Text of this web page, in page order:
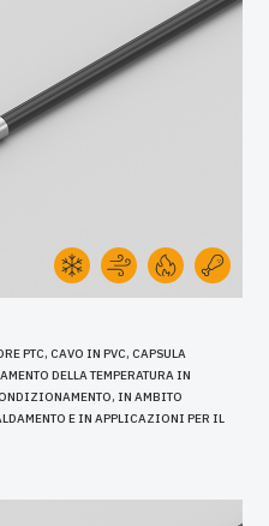
PTC, CAVO IN PVC, CAPSULA
DELLA TEMPERATURA IN
IN AMBITO
E IN APPLICAZIONI PER IL